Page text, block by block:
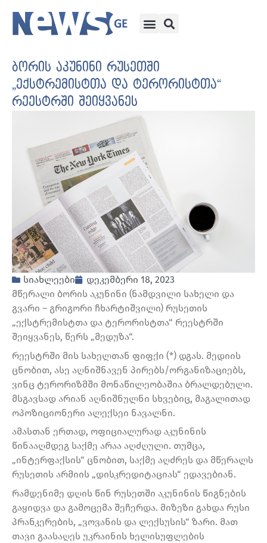
ბორის აკუნინი რუსეთში
„ექსტრემისტთა და ტერორისტთა“
რეესტრში შეიყვანეს
სიახლეები
დეკემბერი 18, 2023
მწერალი ბორის აკუნინი (ნამდვილი სახელი და
გვარი – გრიგორი ჩხარტიშვილი) რუსეთის
„ექსტრემისტთა და ტერორისტთა“ რეესტრში
შეიყვანეს, წერს „მედუზა“.
რეესტრში მის სახელთან ფიფქი (*) დგას. მედიის
ცნობით, ასე აღნიშნავენ პირებს/ორგანიზაციებს,
ვინც ტერორიზმში მონაწილეობაშია ბრალდებული.
მსგავსად არიან აღნიშნულნი სხვებიც, მაგალითად
ოპოზიციონერი ალექსეი ნავალნი.
ამასთან ერთად, ოფიციალურად აკუნინის
წინააღმდეგ საქმე არაა აღძღული. თუმცა,
„ინტერფაქსის“ ცნობით, საქმე აღძრეს და მწერალს
რუსეთის არმიის „დისკრედიტაციას“ ედავებიან.
რამდენიმე დღის წინ რუსეთში აკუნინის წიგნების
გაყიდვა და გამოცემა შეჩერდა. მიზეზი გახდა რუსი
პრანკერების, „ვოვანის და ლექსუსის“ ზარი. მათ
თავი გაასაღეს უკრაინის ხელისუფლების